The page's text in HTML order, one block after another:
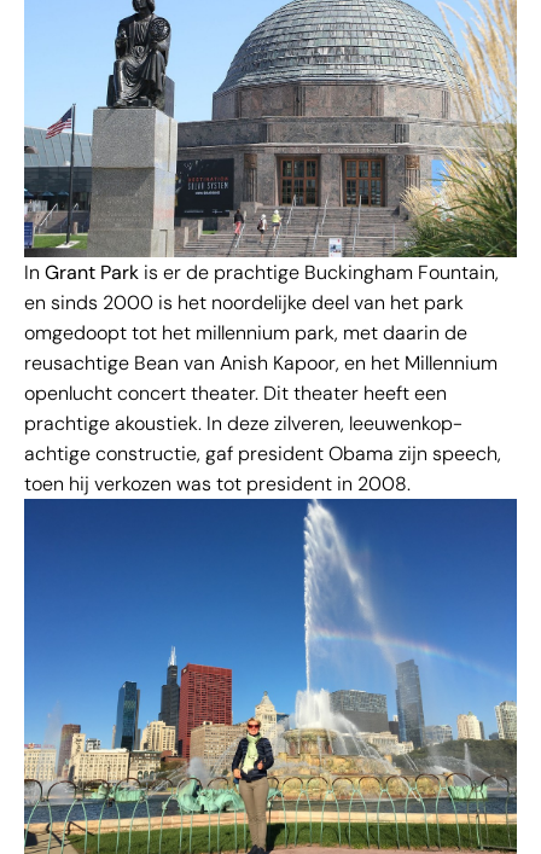
In Grant Park is er de prachtige Buckingham Fountain,
en sinds 2000 is het noordelijke deel van het park
omgedoopt tot het millennium park, met daarin de
reusachtige Bean van Anish Kapoor, en het Millennium
openlucht concert theater. Dit theater heeft een
prachtige akoustiek. In deze zilveren, leeuwenkop-
achtige constructie, gaf president Obama zijn speech,
toen hij verkozen was tot president in 2008.